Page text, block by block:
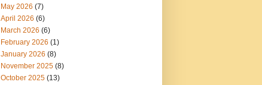
May 2026 (7)
April 2026 (6)
March 2026 (6)
February 2026 (1)
January 2026 (8)
November 2025 (8)
October 2025 (13)